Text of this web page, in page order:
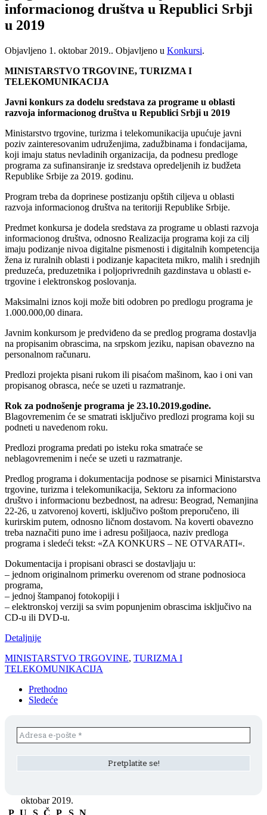
informacionog društva u Republici Srbji
u 2019
Objavljeno 1. oktobar 2019.. Objavljeno u Konkursi.
MINISTARSTVO TRGOVINE, TURIZMA I
TELEKOMUNIKACIJA
Javni konkurs za dodelu sredstava za programe u oblasti
razvoja informacionog društva u Republici Srbji u 2019
Ministarstvo trgovine, turizma i telekomunikacija upućuje javni
poziv zainteresovanim udruženjima, zadužbinama i fondacijama,
koji imaju status nevladinih organizacija, da podnesu predloge
programa za sufinansiranje iz sredstava opredeljenih iz budžeta
Republike Srbije za 2019. godinu.
Program treba da doprinese postizanju opštih ciljeva u oblasti
razvoja informacionog društva na teritoriji Republike Srbije.
Predmet konkursa je dodela sredstava za programe u oblasti razvoja
informacionog društva, odnosno Realizacija programa koji za cilj
imaju podizanje nivoa digitalne pismenosti i digitalnih kompetencija
žena iz ruralnih oblasti i podizanje kapaciteta mikro, malih i srednjih
preduzeća, preduzetnika i poljoprivrednih gazdinstava u oblasti e-
trgovine i elektronskog poslovanja.
Maksimalni iznos koji može biti odobren po predlogu programa je
1.000.000,00 dinara.
Javnim konkursom je predviđeno da se predlog programa dostavlja
na propisanim obrascima, na srpskom jeziku, napisan obavezno na
personalnom računaru.
Predlozi projekta pisani rukom ili pisaćom mašinom, kao i oni van
propisanog obrasca, neće se uzeti u razmatranje.
Rok za podnošenje programa je 23.10.2019.godine.
Blagovremenim će se smatrati isključivo predlozi programa koji su
podneti u navedenom roku.
Predlozi programa predati po isteku roka smatraće se
neblagovremenim i neće se uzeti u razmatranje.
Predlog programa i dokumentacija podnose se pisarnici Ministarstva
trgovine, turizma i telekomunikacija, Sektoru za informaciono
društvo i informacionu bezbednost, na adresu: Beograd, Nemanjina
22-26, u zatvorenoj koverti, isključivo poštom preporučeno, ili
kurirskim putem, odnosno ličnom dostavom. Na koverti obavezno
treba naznačiti puno ime i adresu pošiljaoca, naziv predloga
programa i sledeći tekst: «ZA KONKURS – NE OTVARATI«.
Dokumentacija i propisani obrasci se dostavljaju u:
– jednom originalnom primerku overenom od strane podnosioca
programa,
– jednoj štampanoj fotokopiji i
– elektronskoj verziji sa svim popunjenim obrascima isključivo na
CD-u ili DVD-u.
Detaljnije
MINISTARSTVO TRGOVINE, TURIZMA I
TELEKOMUNIKACIJA
Prethodno
Sledeće
oktobar 2019.
P U S Č P S N